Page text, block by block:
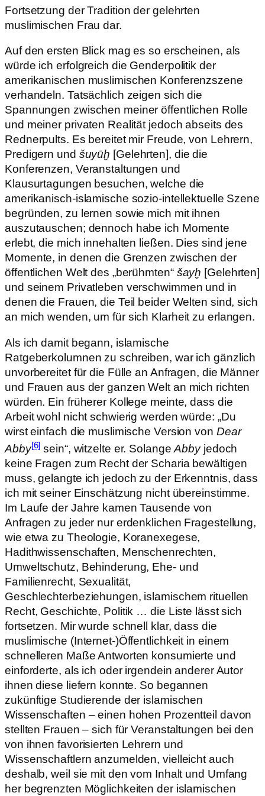
Fortsetzung der Tradition der gelehrten
muslimischen Frau dar.
Auf den ersten Blick mag es so erscheinen, als
würde ich erfolgreich die Genderpolitik der
amerikanischen muslimischen Konferenzszene
verhandeln. Tatsächlich zeigen sich die
Spannungen zwischen meiner öffentlichen Rolle
und meiner privaten Realität jedoch abseits des
Rednerpults. Es bereitet mir Freude, von Lehrern,
Predigern und šuyūḫ [Gelehrten], die die
Konferenzen, Veranstaltungen und
Klausurtagungen besuchen, welche die
amerikanisch-islamische sozio-intellektuelle Szene
begründen, zu lernen sowie mich mit ihnen
auszutauschen; dennoch habe ich Momente
erlebt, die mich innehalten ließen. Dies sind jene
Momente, in denen die Grenzen zwischen der
öffentlichen Welt des „berühmten“ šayḫ [Gelehrten]
und seinem Privatleben verschwimmen und in
denen die Frauen, die Teil beider Welten sind, sich
an mich wenden, um für sich Klarheit zu erlangen.
Als ich damit begann, islamische
Ratgeberkolumnen zu schreiben, war ich gänzlich
unvorbereitet für die Fülle an Anfragen, die Männer
und Frauen aus der ganzen Welt an mich richten
würden. Ein früherer Kollege meinte, dass die
Arbeit wohl nicht schwierig werden würde: „Du
wirst einfach die muslimische Version von Dear
Abby[6] sein“, witzelte er. SolangeAbbyjedoch
keine Fragen zum Recht der Scharia bewältigen
muss, gelangte ich jedoch zu der Erkenntnis, dass
ich mit seiner Einschätzung nicht übereinstimme.
Im Laufe der Jahre kamen Tausende von
Anfragen zu jeder nur erdenklichen Fragestellung,
wie etwa zu Theologie, Koranexegese,
Hadithwissenschaften, Menschenrechten,
Umweltschutz, Behinderung, Ehe- und
Familienrecht, Sexualität,
Geschlechterbeziehungen, islamischem rituellen
Recht, Geschichte, Politik … die Liste lässt sich
fortsetzen. Mir wurde schnell klar, dass die
muslimische (Internet-)Öffentlichkeit in einem
schnelleren Maße Antworten konsumierte und
einforderte, als ich oder irgendein anderer Autor
ihnen diese liefern konnte. So begannen
zukünftige Studierende der islamischen
Wissenschaften – einen hohen Prozentteil davon
stellten Frauen – sich für Veranstaltungen bei den
von ihnen favorisierten Lehrern und
Wissenschaftlern anzumelden, vielleicht auch
deshalb, weil sie mit den vom Inhalt und Umfang
her begrenzten Möglichkeiten der islamischen